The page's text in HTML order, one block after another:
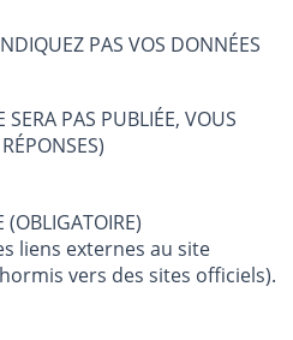
PAS VOS DONNÉES
SERA PAS PUBLIÉE, VOUS
TEXTE DE VOTRE MESSAGE (OBLIGATOIRE)
liens externes au site
vers des sites officiels).